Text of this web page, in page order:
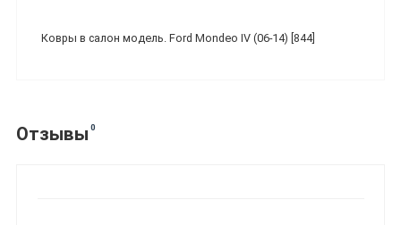
Ковры в салон модель. Ford Mondeo IV (06-14) [844]
Отзывы 0